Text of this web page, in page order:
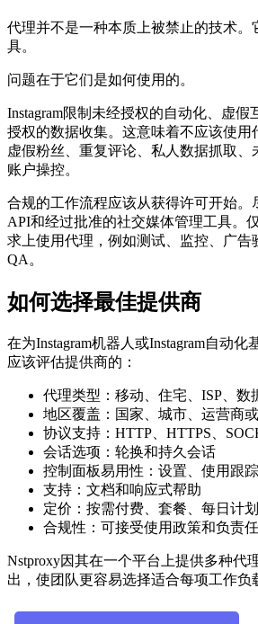
代理并不是一种本质上被禁止的技术。
具。
问题在于它们是如何使用的。
Instagram限制未经授权的自动化、虚
授权的数据收集。这意味着不应该使用
虚假粉丝、重复评论、私人数据抓取
账户操控。
合规的工作流程应该从获得许可开始。
API和经过批准的社交媒体管理工具。
求上使用代理，例如测试、监控、广告
QA。
如何选择最佳提供商
在为Instagram机器人或Instagram自动化
应该评估提供商的：
代理类型：移动、住宅、ISP、数
地区覆盖：国家、城市、运营商
协议支持：HTTP、HTTPS、
会话选项：轮换和持久会话
控制面板易用性：设置、使用跟
支持：文档和响应式帮助
定价：按需付费、套餐、每日计
合规性：可接受使用政策和负责
Nstproxy因其在一个平台上提供多种代
出，使团队更容易选择适合每项工作负